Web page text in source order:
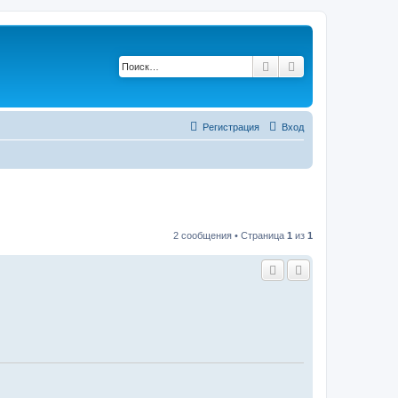
Поиск
Вход
Регистрация
2 сообщения • Страница 1 из 1